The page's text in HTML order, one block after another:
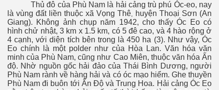
Thủ đô của Phù Nam là hải cảng trù phú Óc-eo, nay
là vùng đất liền thuộc xã Vọng Thê, huyện Thoại Sơn (An
Giang). Không ảnh chụp năm 1942, cho thấy Óc Eo có
hình chử nhật, 3 km x 1.5 km, có 5 đê cao, và 4 hào rộng ở
4 cạnh, với diện tích bên trong là 450 ha (3). Như vậy, Óc
Eo chính là một polder như của Hòa Lan. Văn hóa văn
minh của Phù Nam, cũng như Cao Miên, thuộc văn hóa Ấn
độ. Nhờ nguồn gốc hải đảo của Thái Bình Dương, người
Phù Nam rành về hàng hải và có óc mạo hiểm. Ghe thuyền
Phù Nam đi buôn tới Ấn Độ và Trung Hoa. Hải cảng Óc Eo